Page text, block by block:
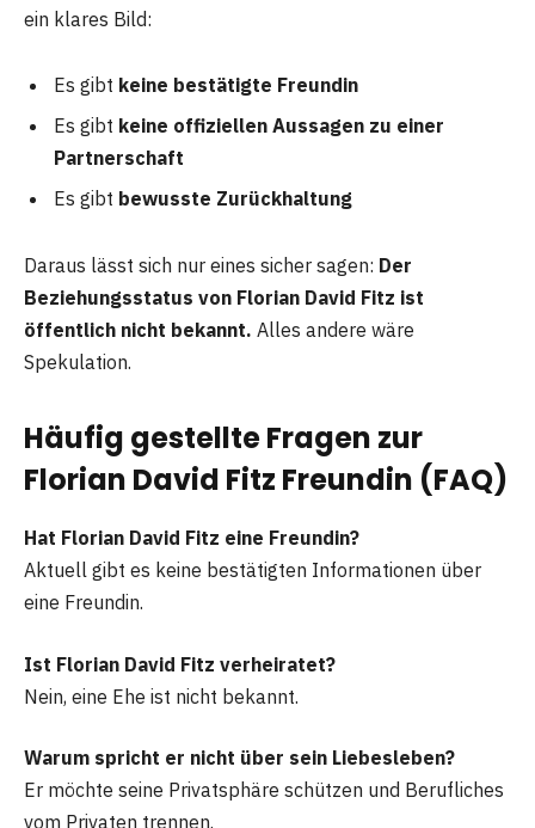
ein klares Bild:
Es gibt keine bestätigte Freundin
Es gibt keine offiziellen Aussagen zu einer
Partnerschaft
Es gibt bewusste Zurückhaltung
Daraus lässt sich nur eines sicher sagen: Der
Beziehungsstatus von Florian David Fitz ist
öffentlich nicht bekannt. Alles andere wäre
Spekulation.
Häufig gestellte Fragen zur
Florian David Fitz Freundin (FAQ)
Hat Florian David Fitz eine Freundin?
Aktuell gibt es keine bestätigten Informationen über
eine Freundin.
Ist Florian David Fitz verheiratet?
Nein, eine Ehe ist nicht bekannt.
Warum spricht er nicht über sein Liebesleben?
Er möchte seine Privatsphäre schützen und Berufliches
vom Privaten trennen.